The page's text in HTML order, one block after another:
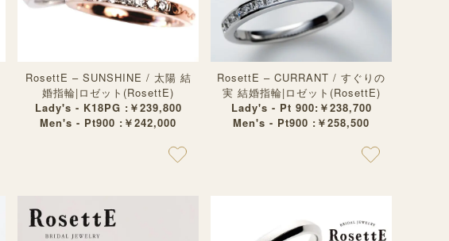
RosettE – SUNSHINE / 太陽 結
婚指輪|ロゼット(RosettE)
Lady's - K18PG :￥239,800
Men's - Pt900 :￥242,000
RosettE – CURRANT / すぐりの
実 結婚指輪|ロゼット(RosettE)
Lady's - Pt 900:￥238,700
Men's - Pt900 :￥258,500